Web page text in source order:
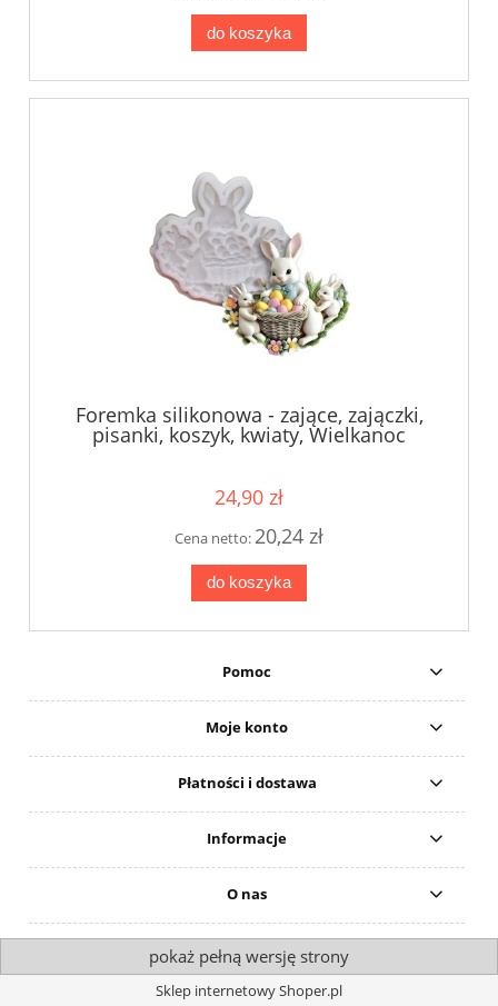
do koszyka
Foremka silikonowa - zające, zajączki,
pisanki, koszyk, kwiaty, Wielkanoc
24,90 zł
Cena netto: 20,24 zł
do koszyka
Pomoc
Moje konto
Płatności i dostawa
Informacje
O nas
pokaż pełną wersję strony
Sklep internetowy Shoper.pl